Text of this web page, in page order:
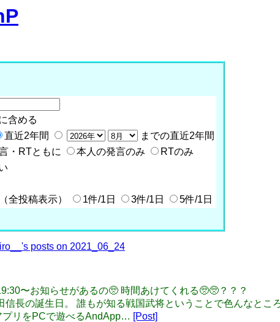
含める
直近2年間
までの直近2年間
・RTともに 本人の発言のみ
RTのみ
全投稿表示） 1件/1日 3件/1日 5件/1日
posts on 2021_06_24
〜お知らせがあるの🥺 時間あけてくれる🥺🥺？？？
信長の誕生日。 誰もが知る戦国武将ということで色んなと
プリをPCで遊べるAndApp… [Post]